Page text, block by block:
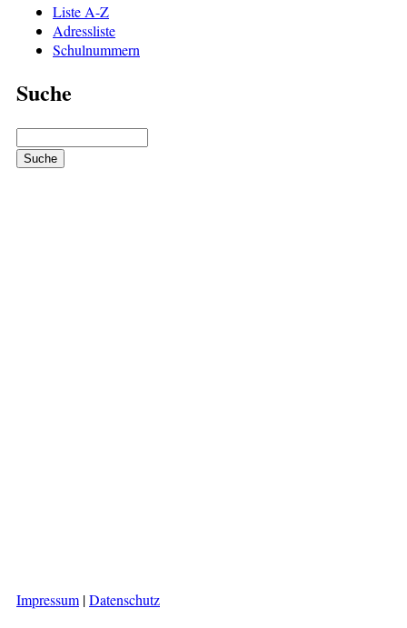
Liste A-Z
Adressliste
Schulnummern
Suche
Impressum|Datenschutz